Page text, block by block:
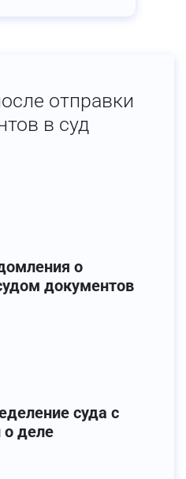
отправки
в суд
о
документов
суда с
деле